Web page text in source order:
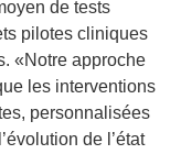
de tests
pilotes cliniques
«Notre approche
les interventions
personnalisées
de l’état